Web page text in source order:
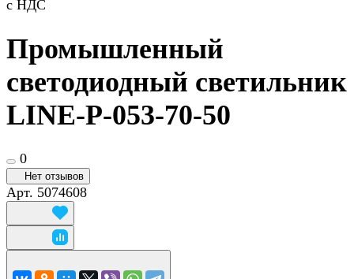
с НДС
Промышленный
светодиодный светильник
LINE-P-053-70-50
0
Нет отзывов
Арт. 5074608